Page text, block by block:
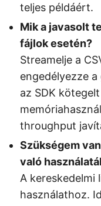
teljes példáért.
Mik a javasolt
fájlok esetén?
Streamelje a
engedélyezze
az SDK
throughput
Szükségem
való
A kereskedelmi
használathoz.